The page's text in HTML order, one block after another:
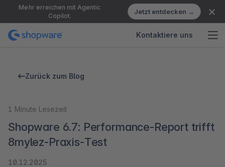
Mehr erreichen mit Agentic
Copilot.
Jetzt entdecken →
Kontaktiere uns
Zurück zum Blog
1 Minute Lesezeit
Shopware 6.7: Performance-Report trifft
8mylez-Praxis-Test
10.12.2025